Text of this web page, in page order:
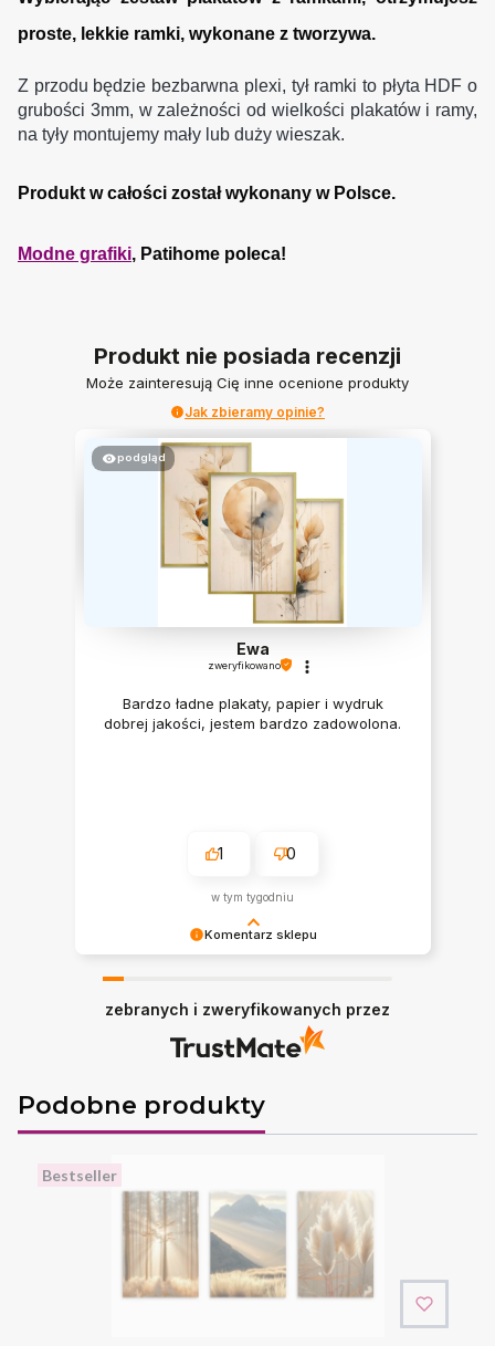
proste, lekkie ramki, wykonane z tworzywa.
Z przodu będzie bezbarwna plexi, tył ramki to płyta HDF o
grubości 3mm, w zależności od wielkości plakatów i ramy,
na tyły montujemy mały lub duży wieszak.
Produkt w całości został wykonany w Polsce.
Modne grafiki, Patihome poleca!
Produkt nie posiada recenzji
Może zainteresują Cię inne ocenione produkty
Jak zbieramy opinie?
Komentarz sklepu
podgląd
Ewa
zweryfikowano
Bardzo ładne plakaty, papier i wydruk
dobrej jakości, jestem bardzo zadowolona.
1 0
w tym tygodniu
zebranych i zweryfikowanych przez
Podobne produkty
Bestseller